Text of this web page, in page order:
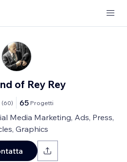
of Rey Rey
(60) 65 Progetti
Media Marketing, Ads, Press,
Graphics